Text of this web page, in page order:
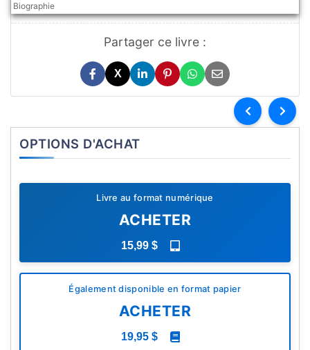
Biographie
Partager ce livre :
X
OPTIONS D'ACHAT
Livre au format numérique
ACHETER
15,99 $
Également disponible en format papier
ACHETER
19,95 $